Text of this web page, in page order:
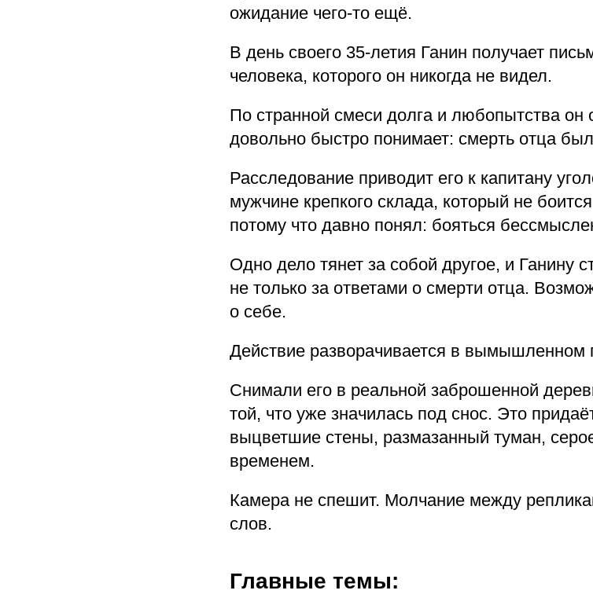
ожидание чего-то ещё.
В день своего 35-летия Ганин получает
человека, которого он никогда не видел.
По странной смеси долга и любопытства он
довольно быстро понимает: смерть отца
Расследование приводит его к капитану
мужчине крепкого склада, который не
потому что давно понял: бояться
Одно дело тянет за собой другое, и Ганину
не только за ответами о смерти отца.
о себе.
Действие разворачивается в вымышленном
Снимали его в реальной заброшенной
той, что уже значилась под снос. Это
выцветшие стены, размазанный туман,
временем.
Камера не спешит. Молчание между
слов.
Главные темы: